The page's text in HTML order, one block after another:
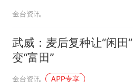
兴
金台资讯
武威：麦后复种让“闲田”
变“富田”
金台资讯 APP专享